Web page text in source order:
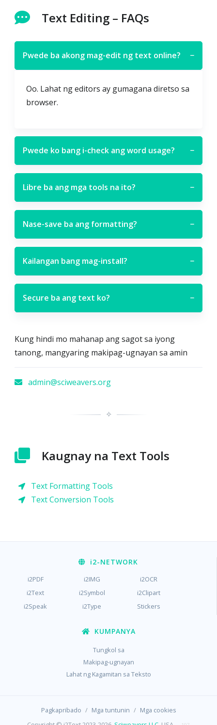
Text Editing – FAQs
Pwede ba akong mag-edit ng text online? −
Oo. Lahat ng editors ay gumagana diretso sa
browser.
Pwede ko bang i-check ang word usage? −
Libre ba ang mga tools na ito? −
Nase-save ba ang formatting? −
Kailangan bang mag-install? −
Secure ba ang text ko? −
Kung hindi mo mahanap ang sagot sa iyong
tanong, mangyaring makipag-ugnayan sa amin
admin@sciweavers.org
✧
Kaugnay na Text Tools
Text Formatting Tools
Text Conversion Tools
i2-NETWORK
i2PDF i2IMG
i2OCR
i2Text
i2Symbol
i2Clipart
i2Speak
i2Type Stickers
KUMPANYA
Tungkol sa
Makipag-ugnayan
Lahat ng Kagamitan sa Teksto
Pagkapribado / Mga tuntunin / Mga cookies